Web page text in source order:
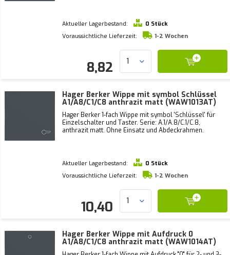
Aktueller Lagerbestand:
0 Stück
Voraussichtliche Lieferzeit:
1-2 Wochen
8,82
Hager Berker Wippe mit symbol Schlüssel
A1/A8/C1/C8 anthrazit matt (WAW1013AT)
Hager Berker 1-fach Wippe mit symbol 'Schlüssel' für
Einzelschalter und Taster. Serie: A.1/A.8/C.1/C.8,
anthrazit matt. Ohne Einsatz und Abdeckrahmen.
Aktueller Lagerbestand:
0 Stück
Voraussichtliche Lieferzeit:
1-2 Wochen
10,40
Hager Berker Wippe mit Aufdruck 0
A1/A8/C1/C8 anthrazit matt (WAW1014AT)